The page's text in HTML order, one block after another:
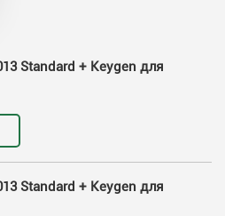
Standard + Keygen для
Standard + Keygen для